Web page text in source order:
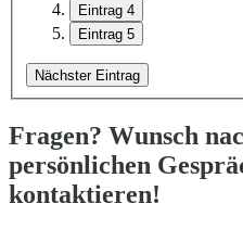
Eintrag 4
Eintrag 5
Nächster Eintrag
Fragen? Wunsch
persönlichen
kontaktieren!